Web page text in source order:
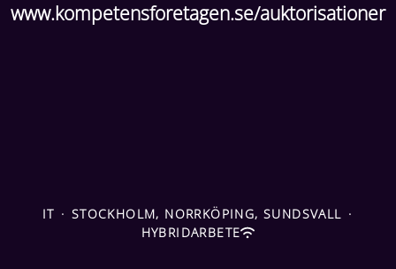
www.kompetensforetagen.se/auktorisationer
IT · STOCKHOLM, NORRKÖPING, SUNDSVALL ·
HYBRIDARBETE